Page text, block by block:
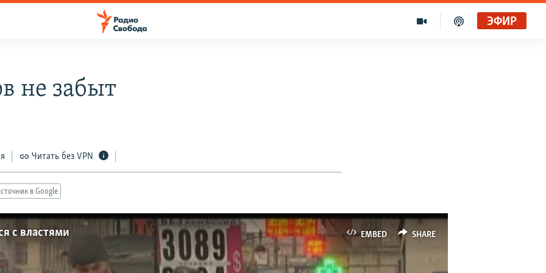
ЭФИР
не забыт
Читать без VPN
в Google
EMBED SHARE
с властями